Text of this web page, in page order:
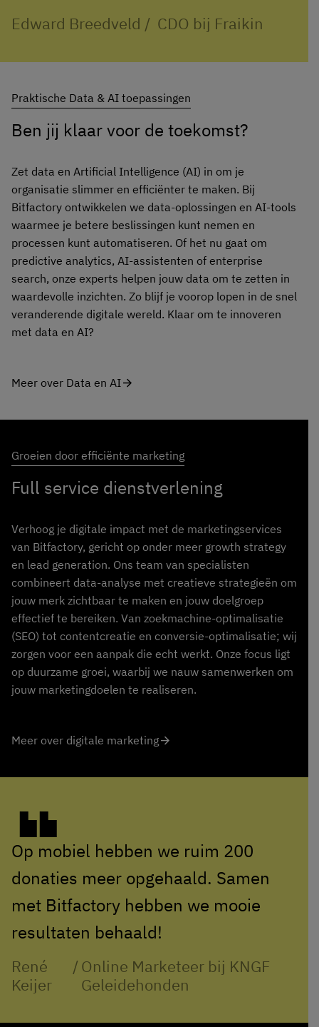
Edward Breedveld / CDO bij Fraikin
Praktische Data & AI toepassingen
Ben jij klaar voor de toekomst?
Zet data en Artificial Intelligence (AI) in om je
organisatie slimmer en efficiënter te maken. Bij
Bitfactory ontwikkelen we data-oplossingen en AI-tools
waarmee je betere beslissingen kunt nemen en
processen kunt automatiseren. Of het nu gaat om
predictive analytics, AI-assistenten of enterprise
search, onze experts helpen jouw data om te zetten in
waardevolle inzichten. Zo blijf je voorop lopen in de snel
veranderende digitale wereld. Klaar om te innoveren
met data en AI?
Meer over Data en AIarrow_forward
Groeien door efficiënte marketing
Full service dienstverlening
Verhoog je digitale impact met de marketingservices
van Bitfactory, gericht op onder meer growth strategy
en lead generation. Ons team van specialisten
combineert data-analyse met creatieve strategieën om
jouw merk zichtbaar te maken en jouw doelgroep
effectief te bereiken. Van zoekmachine-optimalisatie
(SEO) tot contentcreatie en conversie-optimalisatie; wij
zorgen voor een aanpak die echt werkt. Onze focus ligt
op duurzame groei, waarbij we nauw samenwerken om
jouw marketingdoelen te realiseren.
Meer over digitale marketingarrow_forward
Op mobiel hebben we ruim 200
donaties meer opgehaald. Samen
met Bitfactory hebben we mooie
resultaten behaald!
René
Keijer
/ Online Marketeer bij KNGF
Geleidehonden